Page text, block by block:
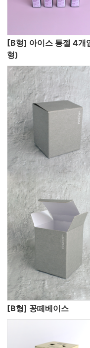
[B형] 아이스 통젤 4개
형)
[B형] 꽁떼베이스